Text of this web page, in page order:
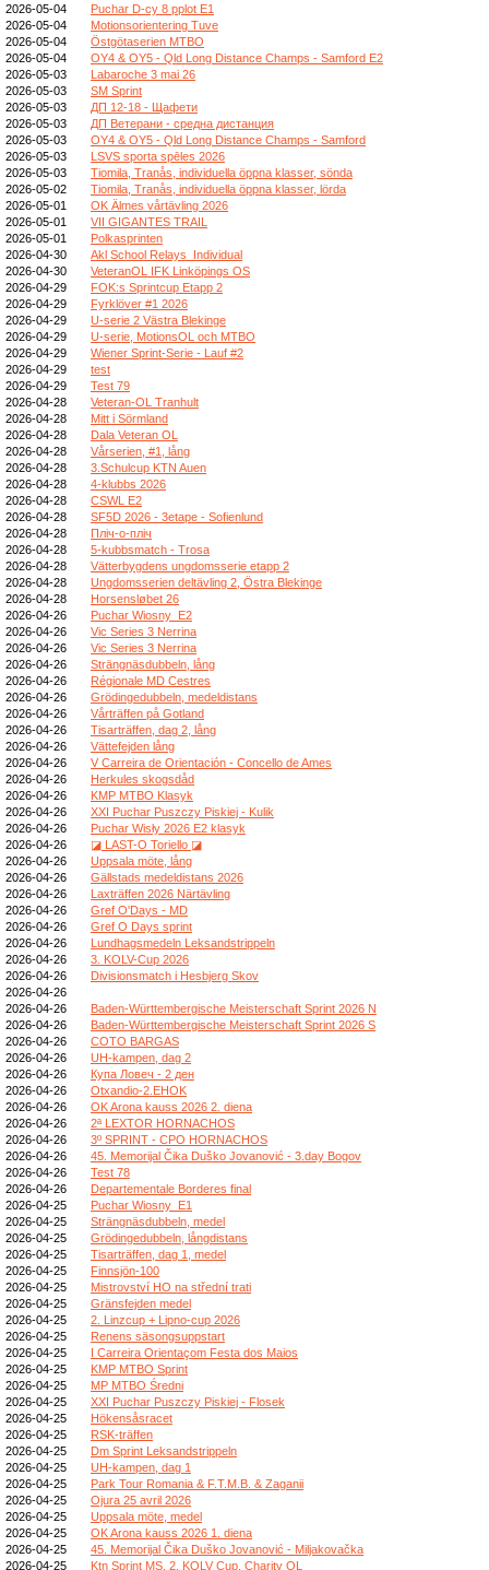
2026-05-04
Puchar D-cy 8 pplot E1
2026-05-04
Motionsorientering Tuve
2026-05-04
Östgötaserien MTBO
2026-05-04
OY4 & OY5 - Qld Long Distance Champs - Samford E2
2026-05-03
Labaroche 3 mai 26
2026-05-03
SM Sprint
2026-05-03
ДП 12-18 - Щафети
2026-05-03
ДП Ветерани - средна дистанция
2026-05-03
OY4 & OY5 - Qld Long Distance Champs - Samford
2026-05-03
LSVS sporta spēles 2026
2026-05-03
Tiomila, Tranås, individuella öppna klasser, sönda
2026-05-02
Tiomila, Tranås, individuella öppna klasser, lörda
2026-05-01
OK Älmes vårtävling 2026
2026-05-01
VII GIGANTES TRAIL
2026-05-01
Polkasprinten
2026-04-30
Akl School Relays_Individual
2026-04-30
VeteranOL IFK Linköpings OS
2026-04-29
FOK:s Sprintcup Etapp 2
2026-04-29
Fyrklöver #1 2026
2026-04-29
U-serie 2 Västra Blekinge
2026-04-29
U-serie, MotionsOL och MTBO
2026-04-29
Wiener Sprint-Serie - Lauf #2
2026-04-29
test
2026-04-29
Test 79
2026-04-28
Veteran-OL Tranhult
2026-04-28
Mitt i Sörmland
2026-04-28
Dala Veteran OL
2026-04-28
Vårserien, #1, lång
2026-04-28
3.Schulcup KTN Auen
2026-04-28
4-klubbs 2026
2026-04-28
CSWL E2
2026-04-28
SF5D 2026 - 3etape - Sofienlund
2026-04-28
Пліч-о-пліч
2026-04-28
5-kubbsmatch - Trosa
2026-04-28
Vätterbygdens ungdomsserie etapp 2
2026-04-28
Ungdomsserien deltävling 2, Östra Blekinge
2026-04-28
Horsensløbet 26
2026-04-26
Puchar Wiosny_E2
2026-04-26
Vic Series 3 Nerrina
2026-04-26
Vic Series 3 Nerrina
2026-04-26
Strängnäsdubbeln, lång
2026-04-26
Régionale MD Cestres
2026-04-26
Grödingedubbeln, medeldistans
2026-04-26
Vårträffen på Gotland
2026-04-26
Tisarträffen, dag 2, lång
2026-04-26
Vättefejden lång
2026-04-26
V Carreira de Orientación - Concello de Ames
2026-04-26
Herkules skogsdåd
2026-04-26
KMP MTBO Klasyk
2026-04-26
XXI Puchar Puszczy Piskiej - Kulik
2026-04-26
Puchar Wisły 2026 E2 klasyk
2026-04-26
◪ LAST-O Toriello ◪
2026-04-26
Uppsala möte, lång
2026-04-26
Gällstads medeldistans 2026
2026-04-26
Laxträffen 2026 Närtävling
2026-04-26
Gref O'Days - MD
2026-04-26
Gref O Days sprint
2026-04-26
Lundhagsmedeln Leksandstrippeln
2026-04-26
3. KOLV-Cup 2026
2026-04-26
Divisionsmatch i Hesbjerg Skov
2026-04-26
2026-04-26
Baden-Württembergische Meisterschaft Sprint 2026 N
2026-04-26
Baden-Württembergische Meisterschaft Sprint 2026 S
2026-04-26
COTO BARGAS
2026-04-26
UH-kampen, dag 2
2026-04-26
Купа Ловеч - 2 ден
2026-04-26
Otxandio-2.EHOK
2026-04-26
OK Arona kauss 2026 2. diena
2026-04-26
2ª LEXTOR HORNACHOS
2026-04-26
3º SPRINT - CPO HORNACHOS
2026-04-26
45. Memorijal Čika Duško Jovanović - 3.day Bogov
2026-04-26
Test 78
2026-04-26
Departementale Borderes final
2026-04-25
Puchar Wiosny_E1
2026-04-25
Strängnäsdubbeln, medel
2026-04-25
Grödingedubbeln, långdistans
2026-04-25
Tisarträffen, dag 1, medel
2026-04-25
Finnsjön-100
2026-04-25
Mistrovství HO na střední trati
2026-04-25
Gränsfejden medel
2026-04-25
2. Linzcup + Lipno-cup 2026
2026-04-25
Renens säsongsuppstart
2026-04-25
I Carreira Orientaçom Festa dos Maios
2026-04-25
KMP MTBO Sprint
2026-04-25
MP MTBO Średni
2026-04-25
XXI Puchar Puszczy Piskiej - Flosek
2026-04-25
Hökensåsracet
2026-04-25
RSK-träffen
2026-04-25
Dm Sprint Leksandstrippeln
2026-04-25
UH-kampen, dag 1
2026-04-25
Park Tour Romania & F.T.M.B. & Zaganii
2026-04-25
Ojura 25 avril 2026
2026-04-25
Uppsala möte, medel
2026-04-25
OK Arona kauss 2026 1. diena
2026-04-25
45. Memorijal Čika Duško Jovanović - Miljakovačka
2026-04-25
Ktn Sprint MS, 2. KOLV Cup, Charity OL